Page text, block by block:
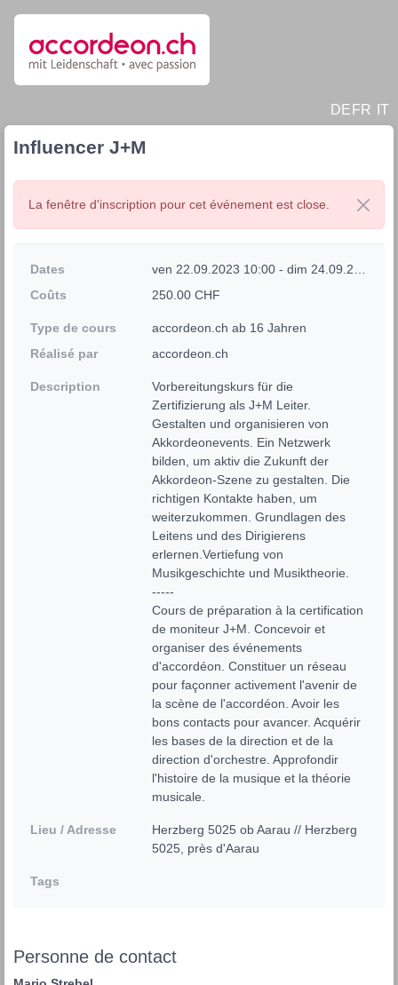
DE FR IT
Influencer J+M
La fenêtre d'inscription pour cet événement est close.
Dates
Coûts
250.00 CHF
Type de cours
accordeon.ch ab 16 Jahren
Réalisé par
accordeon.ch
Description
Vorbereitungskurs für die
Zertifizierung als J+M Leiter.
Gestalten und organisieren von
Akkordeonevents. Ein Netzwerk
bilden, um aktiv die Zukunft der
Akkordeon-Szene zu gestalten. Die
richtigen Kontakte haben, um
weiterzukommen. Grundlagen des
Leitens und des Dirigierens
erlernen.Vertiefung von
Musikgeschichte und Musiktheorie.
-----
Cours de préparation à la certification
de moniteur J+M. Concevoir et
organiser des événements
d'accordéon. Constituer un réseau
pour façonner activement l'avenir de
la scène de l'accordéon. Avoir les
bons contacts pour avancer. Acquérir
les bases de la direction et de la
direction d'orchestre. Approfondir
l'histoire de la musique et la théorie
musicale.
Lieu / Adresse
Herzberg 5025 ob Aarau // Herzberg
5025, près d'Aarau
Tags
Personne de contact